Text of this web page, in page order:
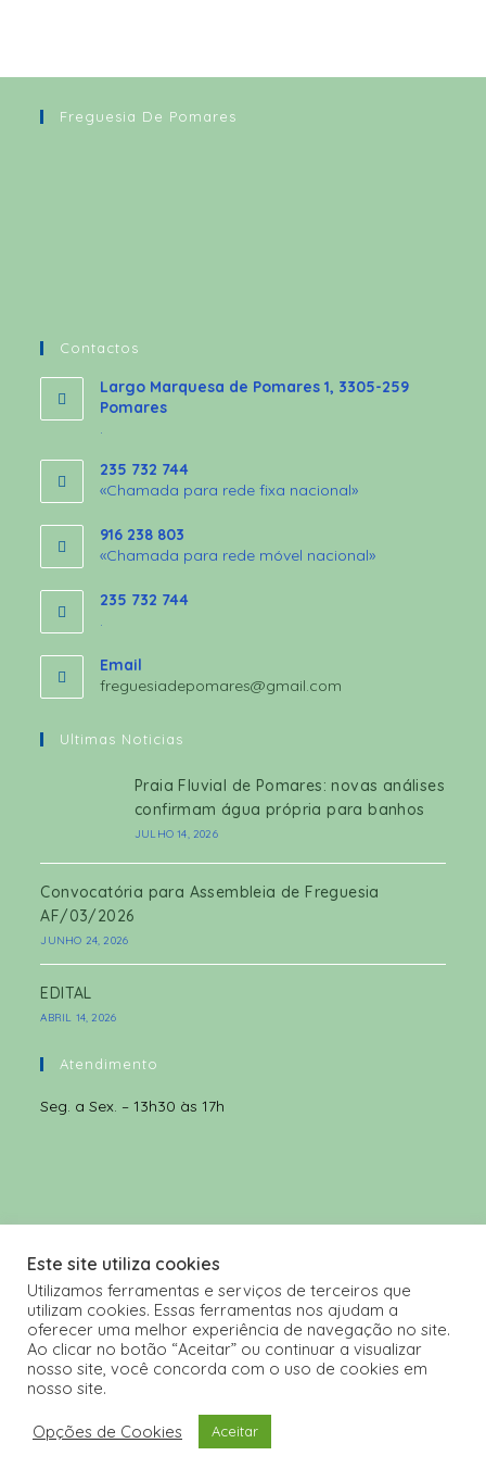
Freguesia De Pomares
Contactos
Largo Marquesa de Pomares 1, 3305-259
Pomares
.
235 732 744
«Chamada para rede fixa nacional»
916 238 803
«Chamada para rede móvel nacional»
235 732 744
.
Email
freguesiadepomares@gmail.com
Ultimas Noticias
Praia Fluvial de Pomares: novas análises
confirmam água própria para banhos
JULHO 14, 2026
Convocatória para Assembleia de Freguesia
AF/03/2026
JUNHO 24, 2026
EDITAL
ABRIL 14, 2026
Atendimento
Seg. a Sex. – 13h30 às 17h
Copyright 2026 - Freguesia de Pomares powered by
Este site utiliza cookies
Utilizamos ferramentas e serviços de terceiros que
utilizam cookies. Essas ferramentas nos ajudam a
oferecer uma melhor experiência de navegação no site.
Ao clicar no botão “Aceitar” ou continuar a visualizar
nosso site, você concorda com o uso de cookies em
nosso site.
Opções de Cookies Aceitar